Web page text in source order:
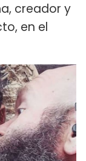
creador y
en el